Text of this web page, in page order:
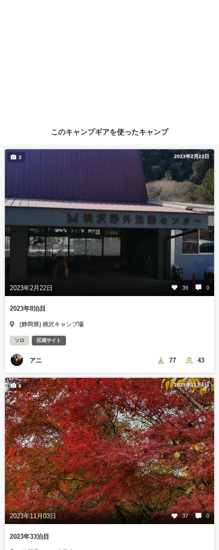
このキャンプギアを使ったキャンプ
2023年2月23日
2023年2月22日 39 0
3
2023年8泊目
[静岡県] 桃沢キャンプ場
ソロ 区画サイト
アニ 77 43
2023年11月6日
2023年11月03日 37 0
6
2023年33泊目